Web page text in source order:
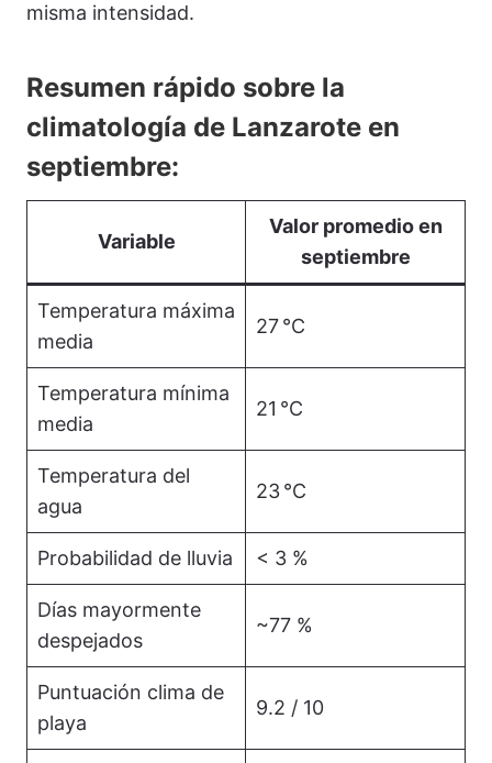
misma intensidad.
Resumen rápido sobre la
climatología de Lanzarote en
septiembre:
Variable
Valor promedio en
septiembre
Temperatura máxima
media
27 °C
Temperatura mínima
media
21 °C
Temperatura del
agua
23 °C
Probabilidad de lluvia < 3 %
Días mayormente
despejados
~77 %
Puntuación clima de
playa
9.2 / 10